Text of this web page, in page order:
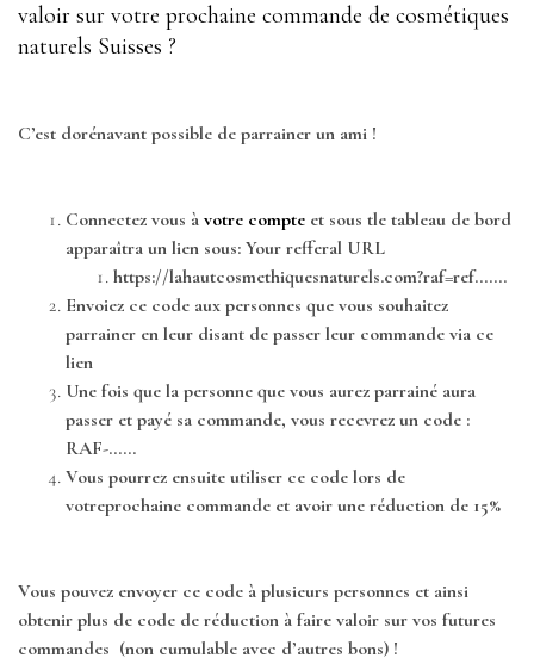
valoir sur votre prochaine commande de cosmétiques
naturels Suisses ?
C’est dorénavant possible de parrainer un ami !
Connectez vous à votre compte et sous tle tableau de bord
apparaîtra un lien sous: Your refferal URL
https://lahautcosmethiquesnaturels.com?raf=ref…….
Envoiez ce code aux personnes que vous souhaitez
parrainer en leur disant de passer leur commande via ce
lien
Une fois que la personne que vous aurez parrainé aura
passer et payé sa commande, vous recevrez un code :
RAF-……
Vous pourrez ensuite utiliser ce code lors de
votreprochaine commande et avoir une réduction de 15%
Vous pouvez envoyer ce code à plusieurs personnes et ainsi
obtenir plus de code de réduction à faire valoir sur vos futures
commandes (non cumulable avec d’autres bons) !